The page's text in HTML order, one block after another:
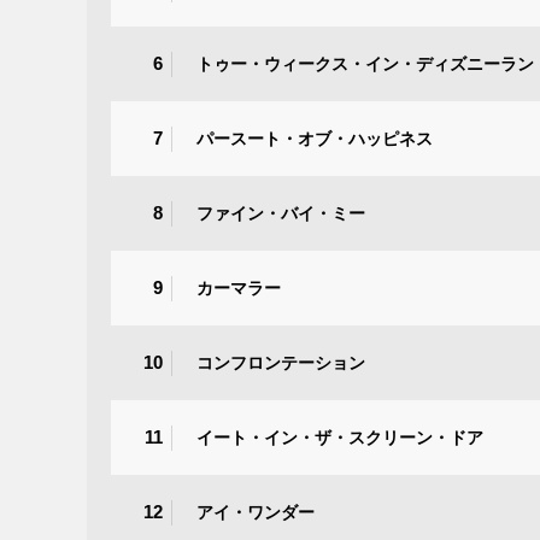
6 トゥー・ウィークス・イン・ディズニーラン
7 パースート・オブ・ハッピネス
8 ファイン・バイ・ミー
9 カーマラー
10 コンフロンテーション
11 イート・イン・ザ・スクリーン・ドア
12 アイ・ワンダー